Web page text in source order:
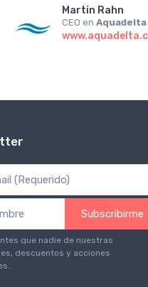
Martin Rahn
CEO en Aquadelta
Subscribirme
que nadie de nuestras
descuentos y acciones